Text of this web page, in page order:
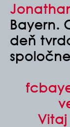
Bayern.
deň